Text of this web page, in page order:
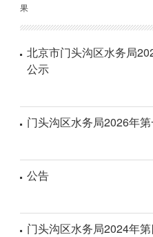
果
北京市门头沟区水务局
公示
门头沟区水务局2026年
公告
门头沟区水务局2024年